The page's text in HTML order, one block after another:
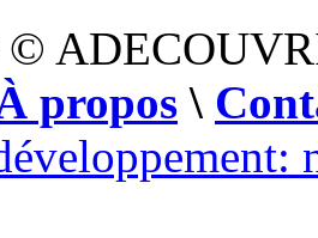
©
propos \